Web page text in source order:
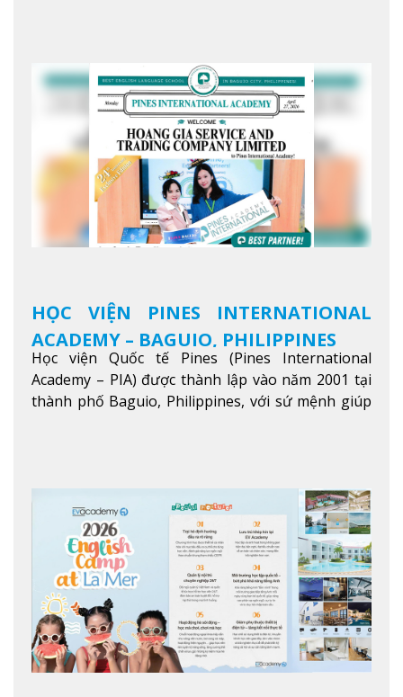
HỌC VIỆN PINES INTERNATIONAL
ACADEMY – BAGUIO, PHILIPPINES
Học viện Quốc tế Pines (Pines International
Academy – PIA) được thành lập vào năm 2001 tại
thành phố Baguio, Philippines, với sứ mệnh giúp